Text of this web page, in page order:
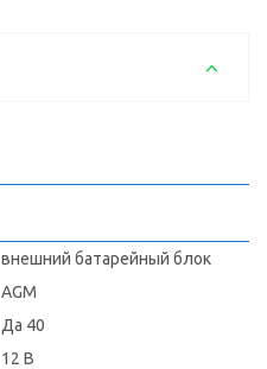
внешний батарейный блок
AGM
Да 40
12 В